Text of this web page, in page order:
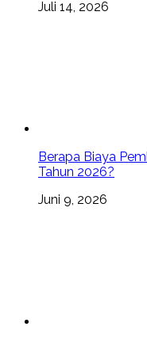
Juli 14, 2026
Berapa Biaya
Tahun 2026?
Juni 9, 2026